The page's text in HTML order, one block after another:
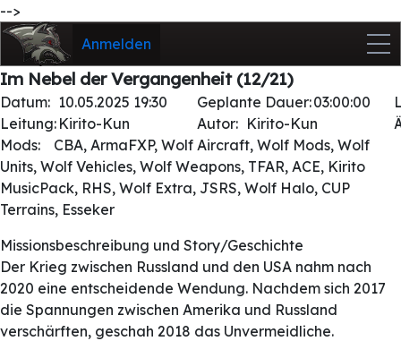
-->
Anmelden
Im Nebel der Vergangenheit (12/21)
Datum: 10.05.2025 19:30 Geplante Dauer:03:00:00
Leitung: Kirito-Kun Autor: Kirito-Kun
Mods:
CBA, ArmaFXP, Wolf Aircraft, Wolf Mods, Wolf
Units, Wolf Vehicles, Wolf Weapons, TFAR, ACE, Kirito
MusicPack, RHS, Wolf Extra, JSRS, Wolf Halo, CUP
Terrains, Esseker
Missionsbeschreibung und Story/Geschichte
Der Krieg zwischen Russland und den USA nahm nach
2020 eine entscheidende Wendung. Nachdem sich 2017
die Spannungen zwischen Amerika und Russland
verschärften, geschah 2018 das Unvermeidliche.